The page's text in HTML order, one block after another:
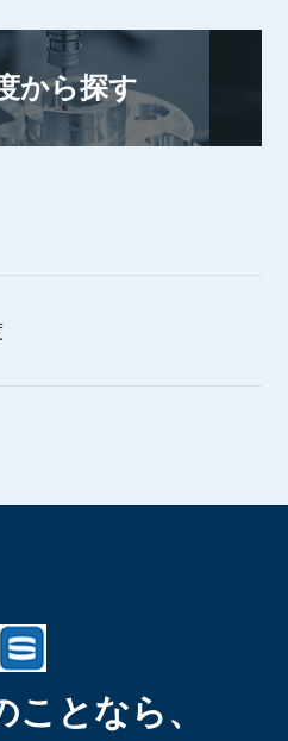
から探す
ことなら、